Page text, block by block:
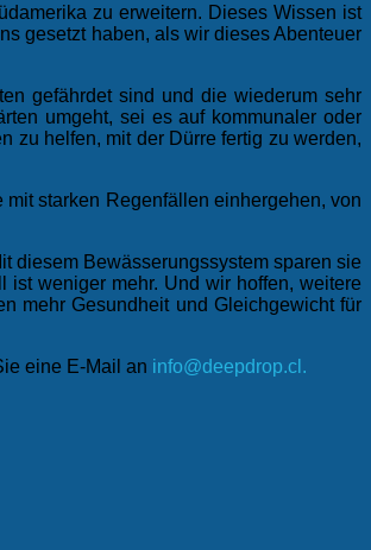
zu erweitern. Dieses Wissen ist
gesetzt haben, als wir dieses Abenteuer
gefährdet sind und die wiederum sehr
umgeht, sei es auf kommunaler oder
zu helfen, mit der Dürre fertig zu werden,
starken Regenfällen einhergehen, von
diesem Bewässerungssystem sparen sie
ist weniger mehr. Und wir hoffen, weitere
mehr Gesundheit und Gleichgewicht für
eine E-Mail an info@deepdrop.cl.